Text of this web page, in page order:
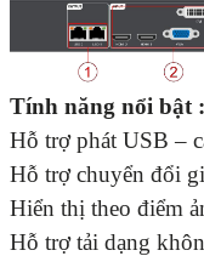
Tính năng nổi bật :
Hỗ trợ phát USB –
Hỗ trợ chuyển đổi
Hiển thị theo điểm
Hỗ trợ tải dạng